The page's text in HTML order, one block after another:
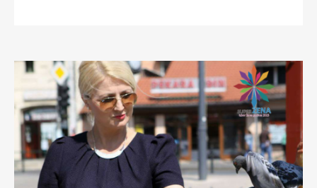
READ MORE